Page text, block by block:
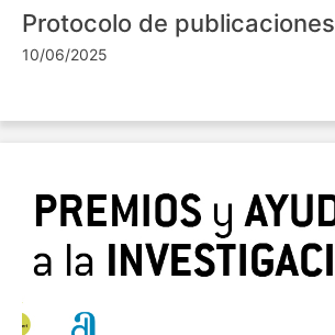
Protocolo de publicaciones
10/06/2025